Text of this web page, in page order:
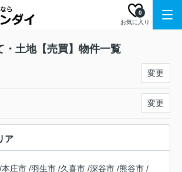
お気に入り
0
・土地【売買】物件一覧
変更
変更
ア
/本庄市 /羽生市 /久喜市 /深谷市 /熊谷市 /